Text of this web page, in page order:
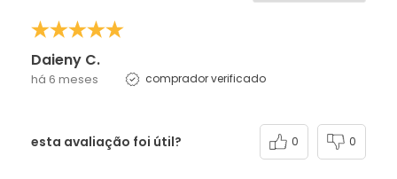
Daieny C.
há 6 meses comprador verificado
esta avaliação foi útil? 0 0